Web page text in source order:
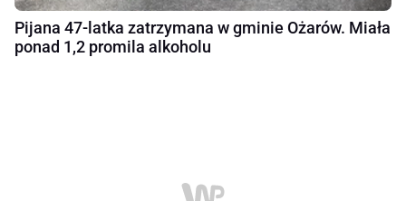
Pijana 47-latka zatrzymana w gminie Ożarów. Miała
ponad 1,2 promila alkoholu